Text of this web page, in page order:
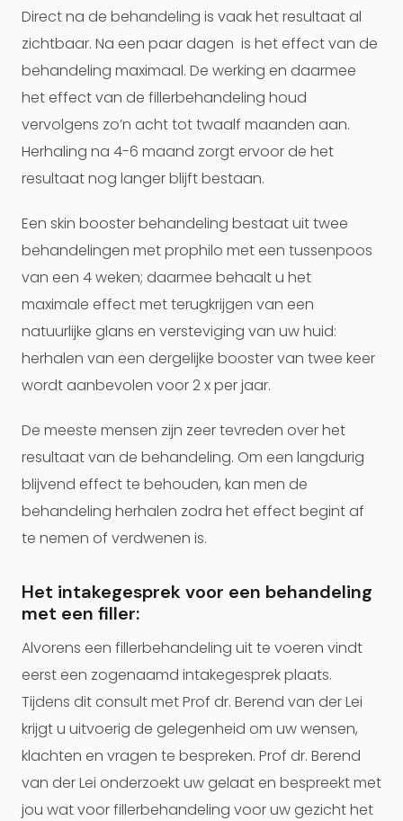
Direct na de behandeling is vaak het resultaat al
zichtbaar. Na een paar dagen is het effect van de
behandeling maximaal. De werking en daarmee
het effect van de fillerbehandeling houd
vervolgens zo’n acht tot twaalf maanden aan.
Herhaling na 4-6 maand zorgt ervoor de het
resultaat nog langer blijft bestaan.
Een skin booster behandeling bestaat uit twee
behandelingen met prophilo met een tussenpoos
van een 4 weken; daarmee behaalt u het
maximale effect met terugkrijgen van een
natuurlijke glans en versteviging van uw huid:
herhalen van een dergelijke booster van twee keer
wordt aanbevolen voor 2 x per jaar.
De meeste mensen zijn zeer tevreden over het
resultaat van de behandeling. Om een langdurig
blijvend effect te behouden, kan men de
behandeling herhalen zodra het effect begint af
te nemen of verdwenen is.
Het intakegesprek voor een behandeling
met een filler:
Alvorens een fillerbehandeling uit te voeren vindt
eerst een zogenaamd intakegesprek plaats.
Tijdens dit consult met Prof dr. Berend van der Lei
krijgt u uitvoerig de gelegenheid om uw wensen,
klachten en vragen te bespreken. Prof dr. Berend
van der Lei onderzoekt uw gelaat en bespreekt met
jou wat voor fillerbehandeling voor uw gezicht het